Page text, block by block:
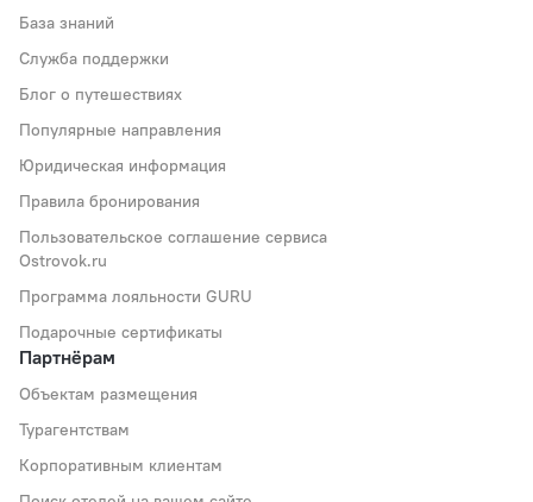
База знаний
Служба поддержки
Блог о путешествиях
Популярные направления
Юридическая информация
Правила бронирования
Пользовательское соглашение сервиса
Ostrovok.ru
Программа лояльности GURU
Подарочные сертификаты
Партнёрам
Объектам размещения
Турагентствам
Корпоративным клиентам